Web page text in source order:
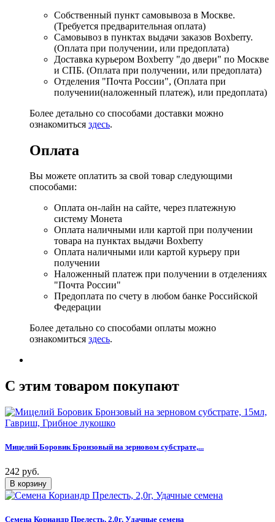
Собственный пункт самовывоза в Москве.
(Требуется предварительная оплата)
Самовывоз в пунктах выдачи заказов Boxberry.
(Оплата при получении, или предоплата)
Доставка курьером Boxberry "до двери" по Москве
и СПБ. (Оплата при получении, или предоплата)
Отделения "Почта России", (Оплата при
получении(наложенный платеж), или предоплата)
Более детально со способами доставки можно
ознакомиться здесь.
Оплата
Вы можете оплатить за свой товар следующими
способами:
Оплата он-лайн на сайте, через платежную
систему Монета
Оплата наличными или картой при получении
товара на пунктах выдачи Boxberry
Оплата наличными или картой курьеру при
получении
Наложенный платеж при получении в отделениях
"Почта России"
Предоплата по счету в любом банке Российской
Федерации
Более детально со способами оплаты можно
ознакомиться здесь.
C этим товаром покупают
Мицелий Боровик Бронзовый на зерновом субстрате,...
242 руб.
Семена Кориандр Прелесть, 2,0г, Удачные семена